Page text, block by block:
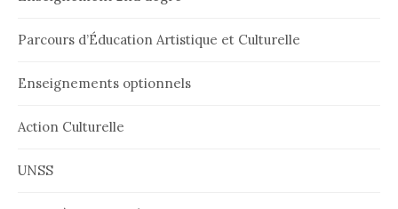
Parcours d’Éducation Artistique et Culturelle
Enseignements optionnels
Action Culturelle
UNSS